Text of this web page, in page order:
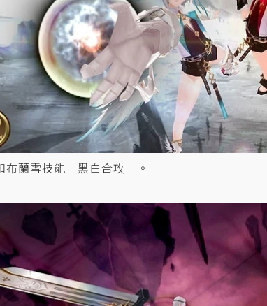
布蘭雪技能「黑白合攻」。